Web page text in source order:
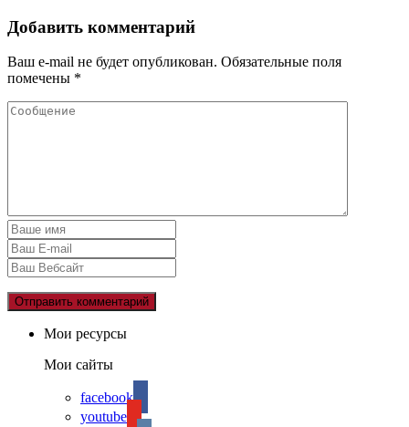
Добавить комментарий
Ваш e-mail не будет опубликован. Обязательные поля
помечены *
Мои ресурсы
Мои сайты
facebook
youtube